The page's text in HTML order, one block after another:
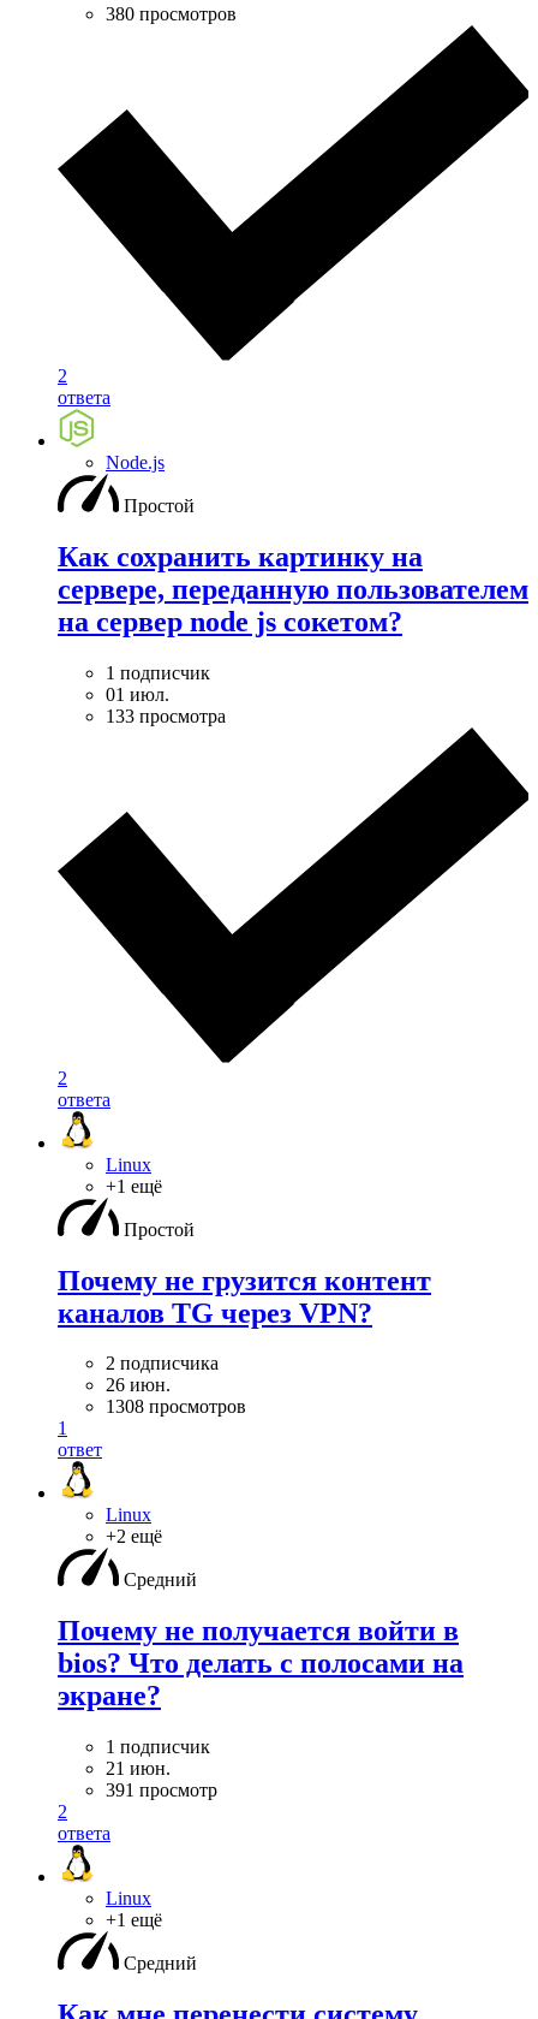
380 просмотров
2
ответа
Node.js
Простой
Как сохранить картинку на
сервере, переданную пользователем
на сервер node js сокетом?
1 подписчик
01 июл.
133 просмотра
2
ответа
Linux
+1 ещё
Простой
Почему не грузится контент
каналов TG через VPN?
2 подписчика
26 июн.
1308 просмотров
1
ответ
Linux
+2 ещё
Средний
Почему не получается войти в
bios? Что делать с полосами на
экране?
1 подписчик
21 июн.
391 просмотр
2
ответа
Linux
+1 ещё
Средний